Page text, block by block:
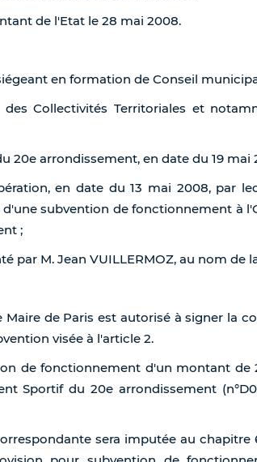
de l'Etat le 28 mai 2008.
en formation de Conseil
Collectivités Territoriales et
20e arrondissement, en date du 19 mai
en date du 13 mai 2008, par
subvention de fonctionnement à
;
par M. Jean VUILLERMOZ, au nom de
Maire de Paris est autorisé à signer la
visée à l'article 2.
de fonctionnement d'un montant de
Sportif du 20e arrondissement
sera imputée au chapitre